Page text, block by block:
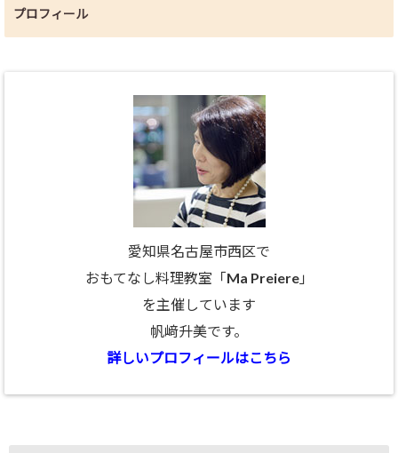
プロフィール
愛知県名古屋市西区で
おもてなし料理教室「Ma Preiere」
を主催しています
帆﨑升美です。
詳しいプロフィールはこちら